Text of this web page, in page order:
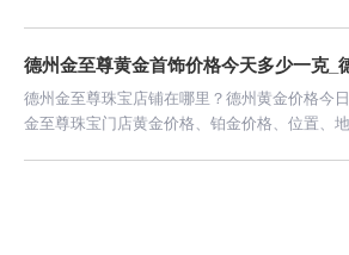
德州金至尊黄金首饰价格今天多少一克_
德州金至尊珠宝店铺在哪里？德州黄金价格今
金至尊珠宝门店黄金价格、铂金价格、位置、